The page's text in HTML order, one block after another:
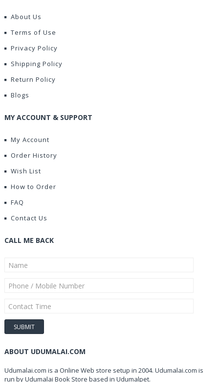
About Us
Terms of Use
Privacy Policy
Shipping Policy
Return Policy
Blogs
MY ACCOUNT & SUPPORT
My Account
Order History
Wish List
How to Order
FAQ
Contact Us
CALL ME BACK
ABOUT UDUMALAI.COM
Udumalai.com is a Online Web store setup in 2004. Udumalai.com is
run by Udumalai Book Store based in Udumalpet.